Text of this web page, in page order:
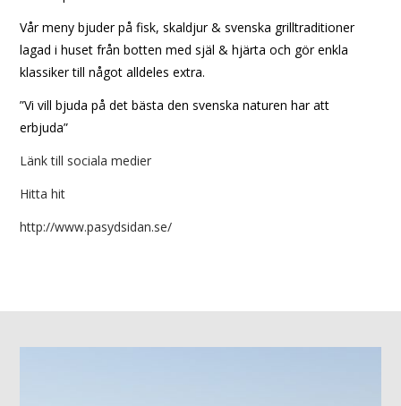
Vår meny bjuder på fisk, skaldjur & svenska grilltraditioner
lagad i huset från botten med själ & hjärta och gör enkla
klassiker till något alldeles extra.
”Vi vill bjuda på det bästa den svenska naturen har att
erbjuda”
Länk till sociala medier
Hitta hit
http://www.pasydsidan.se/